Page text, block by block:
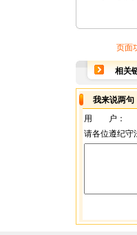
页面
相关
我来说两句
用 户：
请各位遵纪守